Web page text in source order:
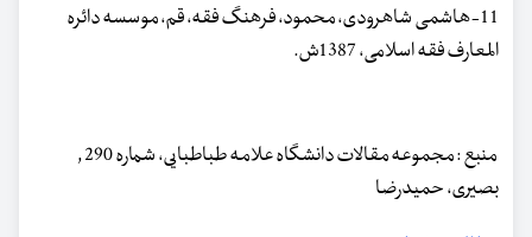
11-هاشمی شاهرودی، محمود، فرهنگ فقه، قم، موسسه دائره
المعارف فقه اسلامی، 1387ش.
منبع : مجموعه مقالات دانشگاه علامه طباطبایی، شماره 290 ,
بصیری، حمیدرضا